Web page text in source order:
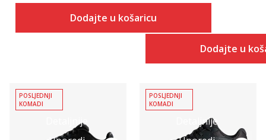
Dodajte u košaricu
Dodajte u
Detaljnije
POSLJEDNJI
KOMADI
Detaljnije
POSLJEDNJI
KOMADI